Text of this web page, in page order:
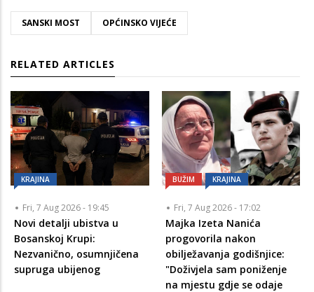
SANSKI MOST OPĆINSKO VIJEĆE
RELATED ARTICLES
KRAJINA
Fri, 7 Aug 2026 - 19:45
Novi detalji ubistva u
Bosanskoj Krupi:
Nezvanično, osumnjičena
supruga ubijenog
BUŽIM KRAJINA
Fri, 7 Aug 2026 - 17:02
Majka Izeta Nanića
progovorila nakon
obilježavanja godišnjice:
"Doživjela sam poniženje
na mjestu gdje se odaje